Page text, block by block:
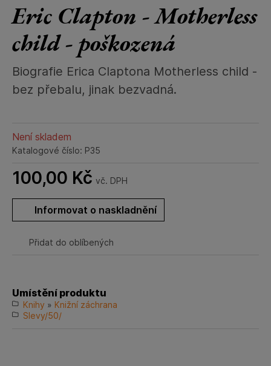
Eric Clapton - Motherless
child - poškozená
Biografie Erica Claptona Motherless child -
bez přebalu, jinak bezvadná.
Není skladem
Katalogové číslo: P35
100,00 Kč vč. DPH
Informovat o naskladnění
Přidat do oblíbených
Umístění produktu
Knihy » Knižní záchrana
Slevy/50/